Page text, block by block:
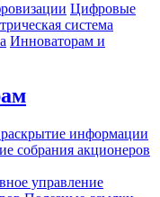
Цифровые
система
Инноваторам и
раскрытие информации
собрания акционеров
управление